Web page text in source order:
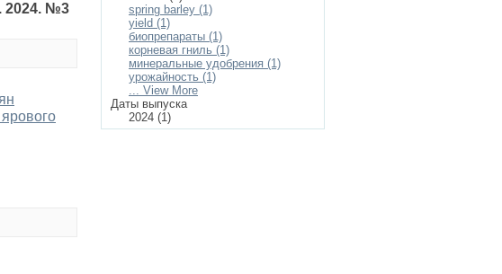
2024. №3
spring barley (1)
yield (1)
биопрепараты (1)
корневая гниль (1)
минеральные удобрения (1)
урожайность (1)
... View More
Даты выпуска
2024 (1)